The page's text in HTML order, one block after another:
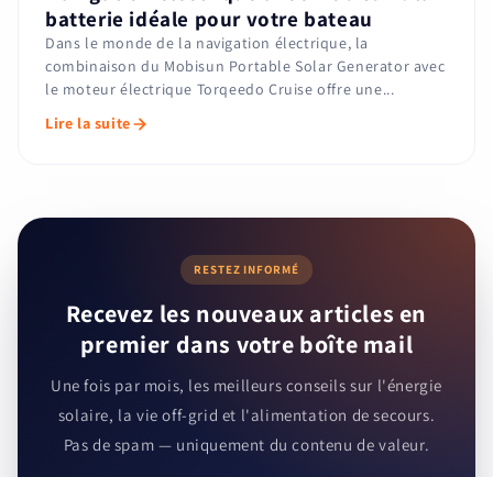
batterie idéale pour votre bateau
Dans le monde de la navigation électrique, la
combinaison du Mobisun Portable Solar Generator avec
le moteur électrique Torqeedo Cruise offre une...
Lire la suite
RESTEZ INFORMÉ
Recevez les nouveaux articles en
premier dans votre boîte mail
Une fois par mois, les meilleurs conseils sur l'énergie
solaire, la vie off-grid et l'alimentation de secours.
Pas de spam — uniquement du contenu de valeur.